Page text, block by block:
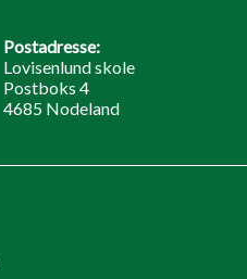
Postadresse:
Lovisenlund skole
Postboks 4
4685 Nodeland